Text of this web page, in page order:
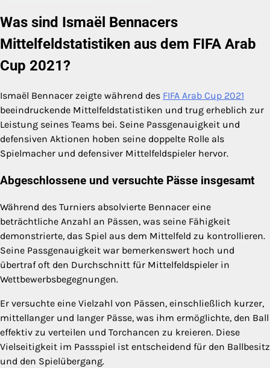
Was sind Ismaël Bennacers
Mittelfeldstatistiken aus dem FIFA Arab
Cup 2021?
Ismaël Bennacer zeigte während des FIFA Arab Cup 2021
beeindruckende Mittelfeldstatistiken und trug erheblich zur
Leistung seines Teams bei. Seine Passgenauigkeit und
defensiven Aktionen hoben seine doppelte Rolle als
Spielmacher und defensiver Mittelfeldspieler hervor.
Abgeschlossene und versuchte Pässe insgesamt
Während des Turniers absolvierte Bennacer eine
beträchtliche Anzahl an Pässen, was seine Fähigkeit
demonstrierte, das Spiel aus dem Mittelfeld zu kontrollieren.
Seine Passgenauigkeit war bemerkenswert hoch und
übertraf oft den Durchschnitt für Mittelfeldspieler in
Wettbewerbsbegegnungen.
Er versuchte eine Vielzahl von Pässen, einschließlich kurzer,
mittellanger und langer Pässe, was ihm ermöglichte, den Ball
effektiv zu verteilen und Torchancen zu kreieren. Diese
Vielseitigkeit im Passspiel ist entscheidend für den Ballbesitz
und den Spielübergang.